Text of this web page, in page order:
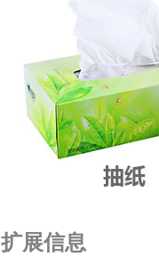
扩展信息